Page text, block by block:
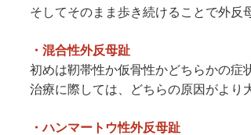
そしてそのまま歩き続けることで外反
・混合性外反母趾
初めは靭帯性か仮骨性かどちらかの症
治療に際しては、どちらの原因がより
・ハンマートウ性外反母趾